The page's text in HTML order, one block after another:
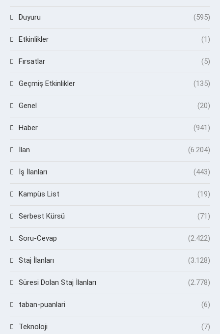
Duyuru (595)
Etkinlikler (1)
Fırsatlar (5)
Geçmiş Etkinlikler (135)
Genel (20)
Haber (941)
İlan (6.204)
İş İlanları (443)
Kampüs List (19)
Serbest Kürsü (71)
Soru-Cevap (2.422)
Staj İlanları (3.128)
Süresi Dolan Staj İlanları (2.778)
taban-puanlari (6)
Teknoloji (7)